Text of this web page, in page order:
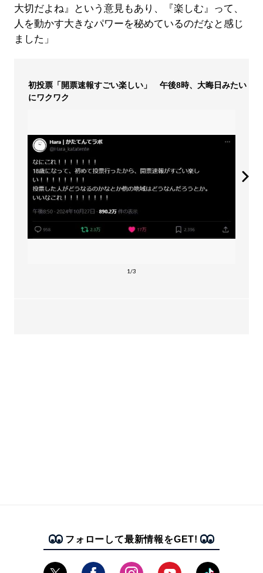
大切だよね』という意見もあり、『楽しむ』って、
人を動かす大きなパワーを秘めているのだなと感じ
ました」
初投票「開票速報すごい楽しい」 午後8時、大晦日みたい
にワクワク
1/3
フォローして最新情報をGET!